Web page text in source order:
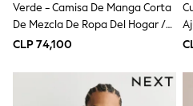
Mamas & Papas
Seraphine
The Little White
Sleepbags
All Women's New In
Verde - Camisa De Manga Corta
De Mezcla De Ropa Del Hogar /
Lino TENCEL™ Lyocell N.
CLP 74,100